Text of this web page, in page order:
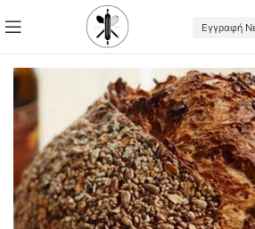
Εγγραφή